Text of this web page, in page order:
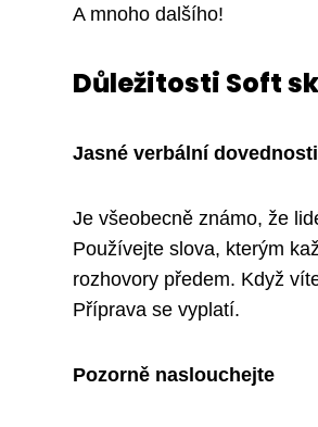
A mnoho dalšího!
Důležitosti Soft
Jasné verbální dovednosti
Je všeobecně známo, že
Používejte slova, kterým
rozhovory předem. Když
Příprava se vyplatí.
Pozorně naslouchejte